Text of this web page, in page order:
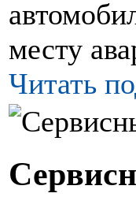
месту
Читать